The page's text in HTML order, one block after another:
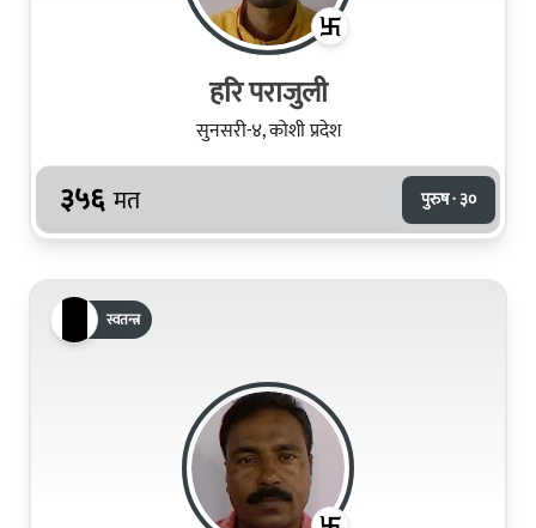
हरि पराजुली
सुनसरी-४, कोशी प्रदेश
३५६ मत पुरुष · ३०
स्वतन्त्र